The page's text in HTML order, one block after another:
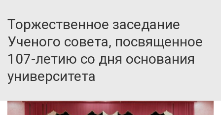
Торжественное заседание
Ученого совета, посвященное
107-летию со дня основания
университета